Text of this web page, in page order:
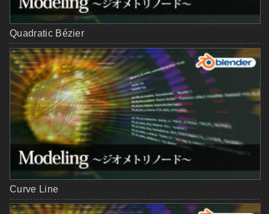
Quadratic Bézier
Curve Line